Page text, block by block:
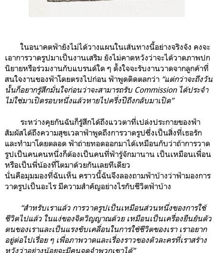
ในอนาคตฟ้ายังไม่ได้วางแผนในเส้นทางนี้อย่างจริงจัง คงจะ
เอาการวาดรูปมาเป็นงานเสริม ยังไม่คาดหวังว่าจะได้วาดภาพปก
นิยายหรือร่วมงานกับแบรนด์ใด ๆ ตั้งใจจะรับงานวาดจากลูกค้าที่
สนใจงานของฟ้าโดยตรงไปก่อน ฟ้าพูดติดตลกว่า “แต่กว่าจะถึงวัน
นั้นก็อยากรู้สึกมั่นใจก่อนว่าจะสามารถรับ Commission ได้ประจำ
ไม่ใช่มาเปิดรอบหนึ่งแล้วหายไปครึ่งปีถึงกลับมาเปิด”
ระหว่างคุยกันฉันก็รู้สึกได้ถึงแววตาที่เปล่งประกายของฟ้า
สัมผัสได้ถึงความสุขเวลาฟ้าพูดถึงการวาดรูปซึ่งเป็นสิ่งที่เธอรัก
และทำมาโดยตลอด ฟ้าถ่ายทอดออกมาได้เหมือนกับว่าถ้าการวาด
รูปเป็นคนคนหนึ่งก็ต้องเป็นคนที่ฟ้ารู้จักมานาน เป็นเหมือนเพื่อน
หรือเป็นพี่น้องที่โตมาด้วยกันเลยทีเดียว
นั่นคือมุมมองที่ฉันเห็น คราวนี้ฉันจึงลองถามฟ้าบ้างว่าฟ้ามองการ
วาดรูปเป็นอะไร มีความสำคัญอย่างไรกับชีวิตฟ้าบ้าง
“สำหรับเราแล้ว การวาดรูปเป็นเหมือนส่วนหนึ่งของการใช้
ชีวิตไปแล้ว ในแง่ของจิตวิญญาณด้วย เหมือนเป็นเครื่องยืนยันตัว
ตนของเราและเป็นแรงขับเคลื่อนในการใช้ชีวิตของเรา เราอยาก
อยู่ต่อไปเรื่อย ๆ เพื่อภาพวาดและเรื่องราวของตัวละครที่เราสร้าง
หวังว่าอย่างน้อยจะมีคนจดจำพวกเขาได้”